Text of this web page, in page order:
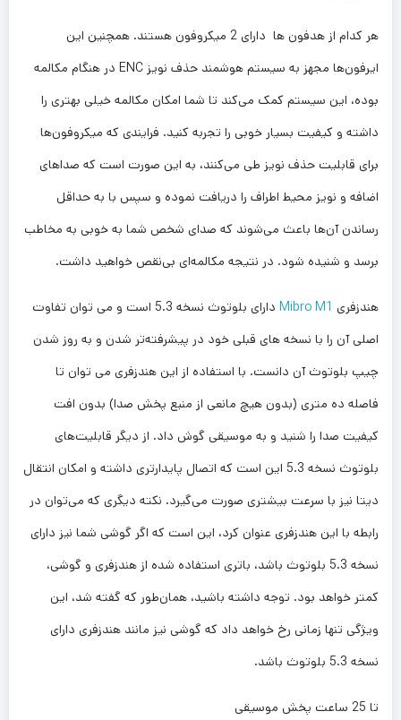
هر کدام از هدفون ها دارای 2 میکروفون‌ هستند. همچنین این
ایرفون‌ها مجهز به سیستم هوشمند حذف نویز ENC در هنگام مکالمه
بوده، این سیستم کمک می‌کند تا شما امکان مکالمه خیلی بهتری را
داشته و کیفیت بسیار خوبی را تجربه کنید. فرایندی که میکروفون‌ها
برای قابلیت حذف نویز طی می‌کنند، به این صورت است که صداهای
اضافه و نویز محیط اطراف را دریافت نموده و سپس با به حداقل
رساندن آن‌ها باعث می‌شوند که صدای شخص شما به خوبی به مخاطب
برسد و شنیده شود. در نتیجه مکالمه‌ای بی‌نقص خواهید داشت.
هندزفری
دارای بلوتوث نسخه 5.3 است و می توان تفاوت
اصلی آن را با نسخه های قبلی خود در پیشرفته‌تر شدن و به روز شدن
چیپ بلوتوث آن دانست. با استفاده از این هندزفری می توان تا
فاصله ده متری (بدون هیچ مانعی از منبع پخش صدا) بدون افت
کیفیت صدا را شنید و به موسیقی گوش داد. از دیگر قابلیت‌های
بلوتوث نسخه 5.3 این است که اتصال پایدارتری داشته و امکان انتقال
دیتا نیز با سرعت بیشتری صورت می‌گیرد. نکته دیگری که می‌توان در
رابطه با این هندزفری عنوان کرد، این است که اگر گوشی شما نیز دارای
نسخه 5.3 بلوتوث باشد، باتری استفاده شده از هندزفری و گوشی،
کمتر خواهد بود. توجه داشته باشید، همان‌طور که گفته شد، این
ویژگی تنها زمانی رخ خواهد داد که گوشی نیز مانند هندزفری دارای
نسخه 5.3 بلوتوث باشد.
تا 25 ساعت پخش موسیقی